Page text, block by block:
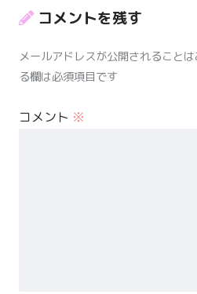
コメントを残す
メールアドレスが公開されることは
る欄は必須項目です
コメント ※